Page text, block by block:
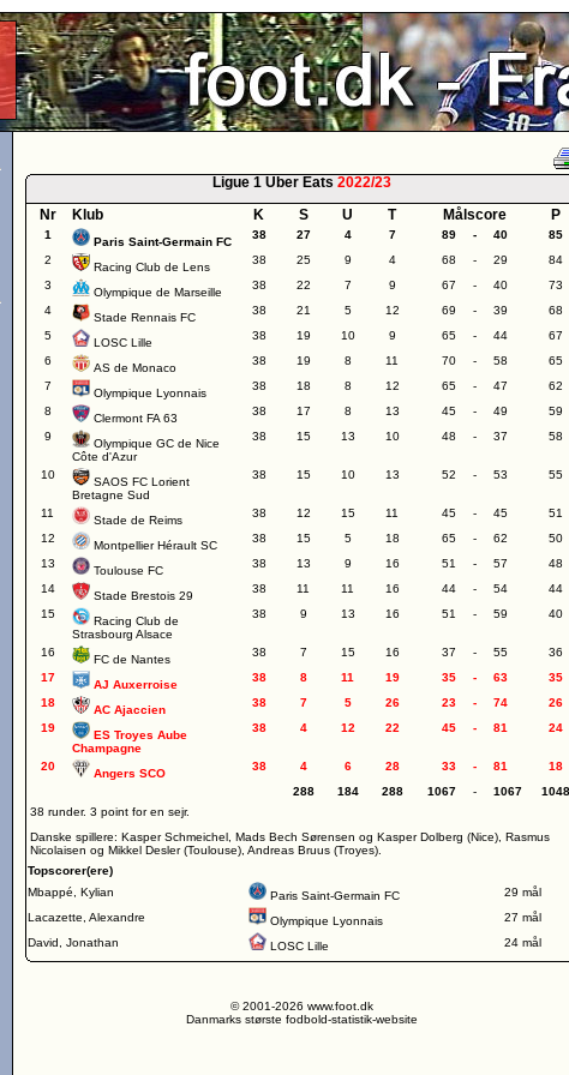
Ligue 1 Uber Eats 2022/23
Nr
Klub K S U T Målscore P
1
Paris Saint-Germain FC
38 27 4 7 89 - 40
85
2
Racing Club de Lens
38 25 9 4 68 - 29
84
3
Olympique de Marseille
38 22 7 9 67 - 40
73
4
Stade Rennais FC
38 21 5 12 69 - 39
68
5
LOSC Lille
38 19 10 9 65 - 44
67
6
AS de Monaco
38 19 8 11 70 - 58
65
7
Olympique Lyonnais
38 18 8 12 65 - 47
62
8
Clermont FA 63
38 17 8 13 45 - 49
59
9
Olympique GC de Nice
Côte d'Azur
38 15 13 10 48 - 37 58
10
SAOS FC Lorient
Bretagne Sud
38 15 10 13 52 - 53 55
11
Stade de Reims
38 12 15 11 45 - 45
51
12
Montpellier Hérault SC
38 15 5 18 65 - 62
50
13
Toulouse FC
38 13 9 16 51 - 57
48
14
Stade Brestois 29
38 11 11 16 44 - 54
44
15
Racing Club de
Strasbourg Alsace
38 9 13 16 51 - 59 40
16
FC de Nantes
38 7 15 16 37 - 55
36
17
AJ Auxerroise
38 8 11 19 35 - 63
35
18
AC Ajaccien
38 7 5 26 23 - 74
26
19
ES Troyes Aube
Champagne
38 4 12 22 45 - 81 24
20
Angers SCO
38 4 6 28 33 - 81
18
288
184 288 1067 - 1067
1048
38 runder. 3 point for en sejr.
Danske spillere: Kasper Schmeichel, Mads Bech Sørensen og Kasper Dolberg (Nice), Rasmus
Nicolaisen og Mikkel Desler (Toulouse), Andreas Bruus (Troyes).
Topscorer(ere)
Mbappé, Kylian
Paris Saint-Germain FC
29 mål
Lacazette, Alexandre
Olympique Lyonnais
27 mål
David, Jonathan
LOSC Lille 24 mål
© 2001-2026 www.foot.dk
Danmarks største fodbold-statistik-website